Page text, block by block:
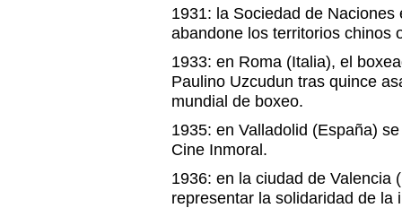
1931: la Sociedad de
abandone los territorios chinos
1933: en Roma (Italia), el
Paulino Uzcudun tras quince
mundial de boxeo.
1935: en Valladolid (España)
Cine Inmoral.
1936: en la ciudad de Valencia
representar la solidaridad de la